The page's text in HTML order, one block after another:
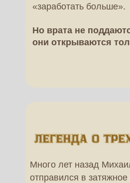
«заработать больше».
Но врата не
они открываются
Много лет назад
отправился в